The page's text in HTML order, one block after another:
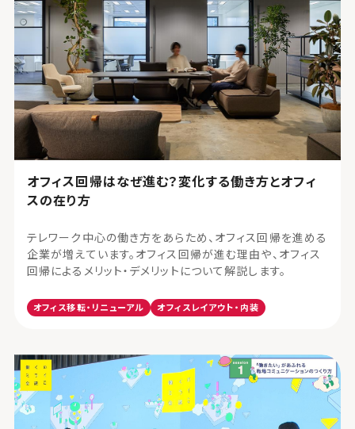
オフィス回帰はなぜ進む？変化する働き方とオフィ
スの在り方
テレワーク中心の働き方をあらため、オフィス回帰を進める
企業が増えています。オフィス回帰が進む理由や、オフィス
回帰によるメリット・デメリットについて解説します。
オフィス移転・リニューアル オフィスレイアウト・内装